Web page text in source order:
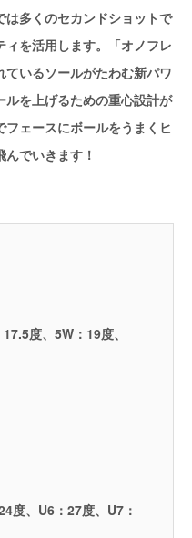
多くのセカンドショットで
を活用します。「オノフレ
いるソールがたわむ新パワ
を上げるための重心設計が
ェースにボールをうまくヒ
でいきます！
度、5W：19度、
度、U6：27度、U7：